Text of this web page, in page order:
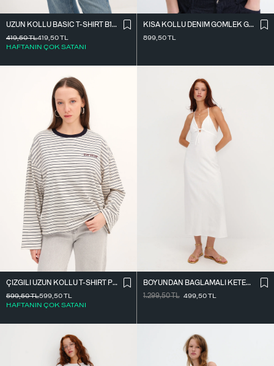
UZUN KOLLU BASIC T-SHIRT B10571
419,50TL
HAFTANIN ÇOK SATANI
419,50TL
KISA KOLLU DENIM GÖMLEK G17600
899,50TL
ÇIZGILI UZUN KOLLU T-SHIRT P10522
599,50TL
HAFTANIN ÇOK SATANI
599,50TL
BOYUNDAN BAĞLAMALI KETEN KARIŞIMLI ELBISE E17497
1.299,50TL 499,50TL